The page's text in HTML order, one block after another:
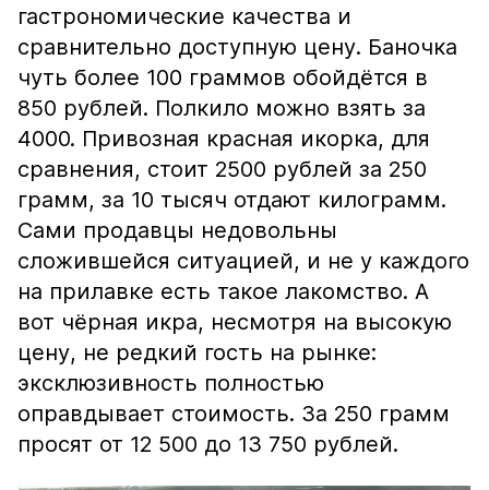
гастрономические качества и
сравнительно доступную цену. Баночка
чуть более 100 граммов обойдётся в
850 рублей. Полкило можно взять за
4000. Привозная красная икорка, для
сравнения, стоит 2500 рублей за 250
грамм, за 10 тысяч отдают килограмм.
Сами продавцы недовольны
сложившейся ситуацией, и не у каждого
на прилавке есть такое лакомство. А
вот чёрная икра, несмотря на высокую
цену, не редкий гость на рынке:
эксклюзивность полностью
оправдывает стоимость. За 250 грамм
просят от 12 500 до 13 750 рублей.